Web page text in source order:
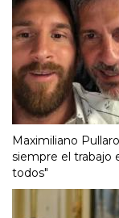
Maximiliano
siempre el trabajo
todos"